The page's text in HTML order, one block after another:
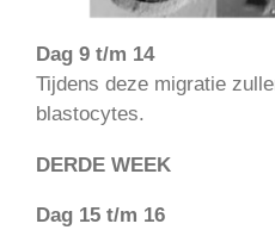
Dag 9 t/m 14
Tijdens deze migratie
blastocytes.
DERDE WEEK
Dag 15 t/m 16